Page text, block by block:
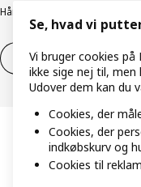
Håndtering af persondata
Fortryd dit køb
Se, hvad vi
Vi bruger cookies på
ikke sige nej til, men
Udover dem kan du
Cookies, der
Cookies, der
indkøbskurv og
Cookies til